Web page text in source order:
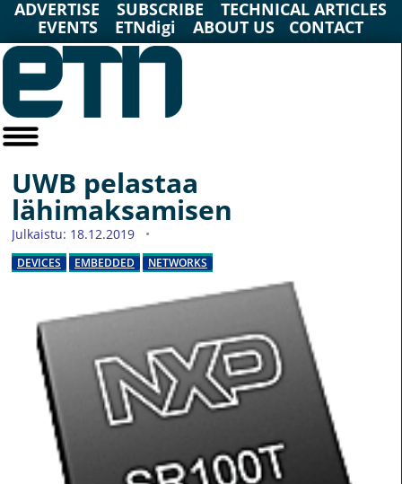
ADVERTISE SUBSCRIBE
TECHNICAL ARTICLES
EVENTS
ETNdigi ABOUT US CONTACT
UWB pelastaa
lähimaksamisen
Julkaistu: 18.12.2019
DEVICES EMBEDDED NETWORKS